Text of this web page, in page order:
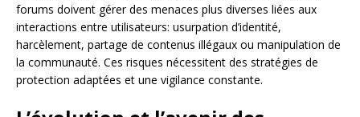
forums doivent gérer des menaces plus diverses liées aux
interactions entre utilisateurs: usurpation d’identité,
harcèlement, partage de contenus illégaux ou manipulation de
la communauté. Ces risques nécessitent des stratégies de
protection adaptées et une vigilance constante.